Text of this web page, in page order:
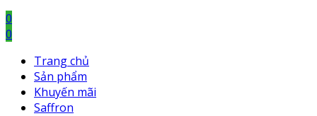
0
0
Trang chủ
Sản phẩm
Khuyến mãi
Saffron